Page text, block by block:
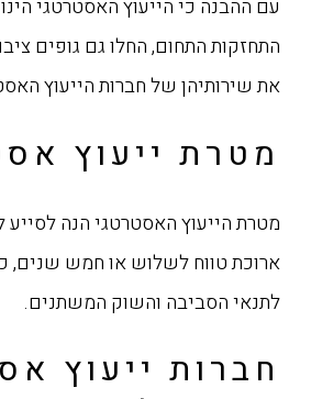
עם ההבנה כי הייעוץ האסטרטגי
התחזקות התחום, החלו גם גופים
את שירותיהן של חברות הייעוץ
מטרת ייעוץ
מטרת הייעוץ האסטרטגי הנה לסייע
ארוכת טווח לשלוש או חמש שנים,
לתנאי הסביבה והשוק המשתנים.
חברות ייעוץ